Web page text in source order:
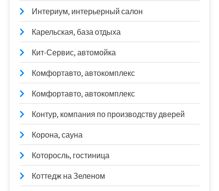
Интериум, интерьерный салон
Карельская, база отдыха
Кит-Сервис, автомойка
Комфортавто, автокомплекс
Комфортавто, автокомплекс
Контур, компания по производству дверей
Корона, сауна
Которосль, гостиница
Коттедж на Зеленом